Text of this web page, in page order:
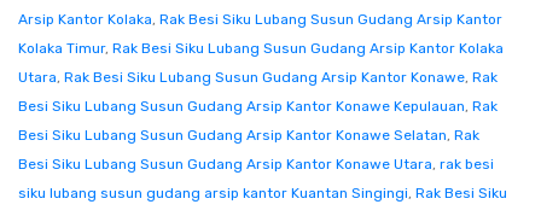
Arsip Kantor Kolaka, Rak Besi Siku Lubang Susun Gudang Arsip Kantor
Kolaka Timur, Rak Besi Siku Lubang Susun Gudang Arsip Kantor Kolaka
Utara, Rak Besi Siku Lubang Susun Gudang Arsip Kantor Konawe, Rak
Besi Siku Lubang Susun Gudang Arsip Kantor Konawe Kepulauan, Rak
Besi Siku Lubang Susun Gudang Arsip Kantor Konawe Selatan, Rak
Besi Siku Lubang Susun Gudang Arsip Kantor Konawe Utara, rak besi
siku lubang susun gudang arsip kantor Kuantan Singingi, Rak Besi Siku